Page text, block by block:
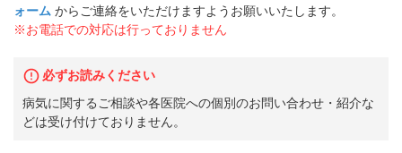
ォーム からご連絡をいただけますようお願いいたします。
※お電話での対応は行っておりません
必ずお読みください
病気に関するご相談や各医院への個別のお問い合わせ・紹介な
どは受け付けておりません。